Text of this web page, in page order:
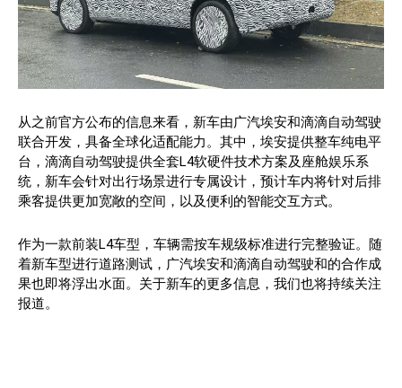
从之前官方公布的信息来看，新车由广汽埃安和滴滴自动驾驶
联合开发，具备全球化适配能力。其中，埃安提供整车纯电平
台，滴滴自动驾驶提供全套L4软硬件技术方案及座舱娱乐系
统，新车会针对出行场景进行专属设计，预计车内将针对后排
乘客提供更加宽敞的空间，以及便利的智能交互方式。
作为一款前装L4车型，车辆需按车规级标准进行完整验证。随
着新车型进行道路测试，广汽埃安和滴滴自动驾驶和的合作成
果也即将浮出水面。关于新车的更多信息，我们也将持续关注
报道。